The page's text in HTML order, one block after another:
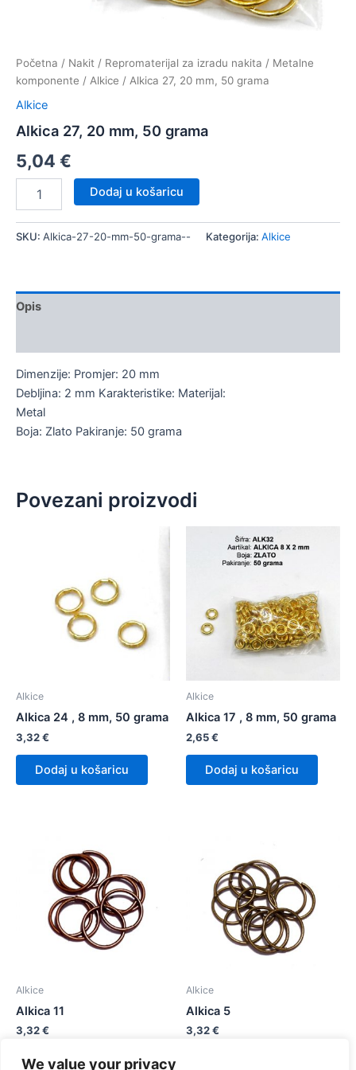
We value your privacy
Početna / Nakit / Repromaterijal za izradu nakita / Metalne
komponente / Alkice / Alkica 27, 20 mm, 50 grama
Alkice
Alkica 27, 20 mm, 50 grama
5,04 €
mm,
Dodaj u košaricu
SKU: Alkica-27-20-mm-50-grama-- Kategorija: Alkice
Opis
Dimenzije: Promjer: 20 mm
Debljina: 2 mm Karakteristike: Materijal:
Metal
Boja: Zlato Pakiranje: 50 grama
Povezani proizvodi
Alkice
Alkica 24 , 8 mm, 50 grama
3,32€
Dodaj u košaricu
Alkice
Alkica 17 , 8 mm, 50 grama
2,65€
Dodaj u košaricu
Alkice
Alkica 11
3,32€
Dodaj u košaricu
Alkice
Alkica 5
3,32€